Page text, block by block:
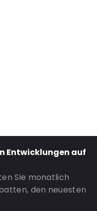
Entwicklungen auf
Sie monatlich
den neuesten